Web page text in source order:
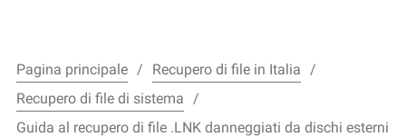
Pagina principale
Recupero di file in Italia
Recupero di file di sistema
Guida al recupero di file .LNK danneggiati da dischi esterni